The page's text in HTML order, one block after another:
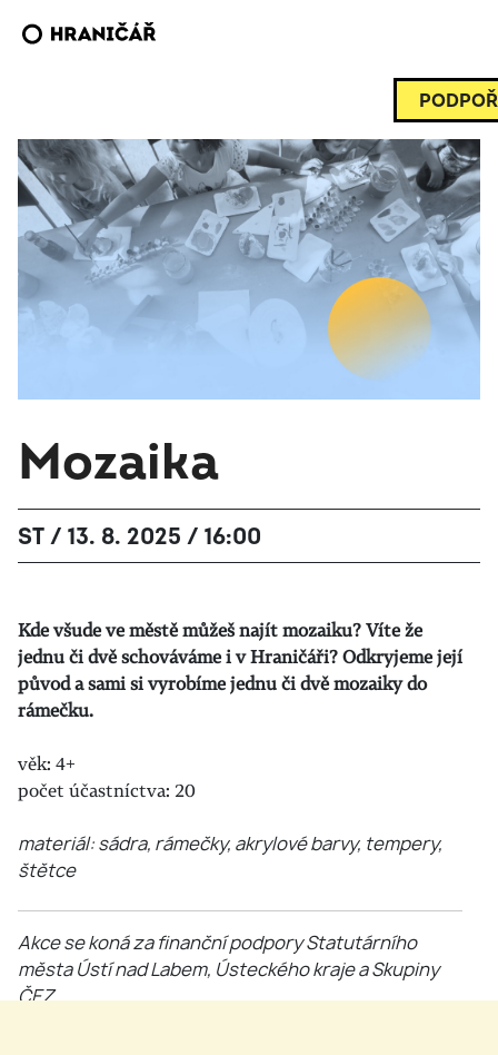
Mozaika
ST / 13. 8. 2025 / 16:00
Kde všude ve městě můžeš najít mozaiku? Víte že
jednu či dvě schováváme i v Hraničáři? Odkryjeme její
původ a sami si vyrobíme jednu či dvě mozaiky do
rámečku.
věk: 4+
počet účastníctva: 20
materiál: sádra, rámečky, akrylové barvy, tempery,
štětce
Akce se koná za finanční podpory Statutárního
města Ústí nad Labem, Ústeckého kraje a Skupiny
ČEZ.